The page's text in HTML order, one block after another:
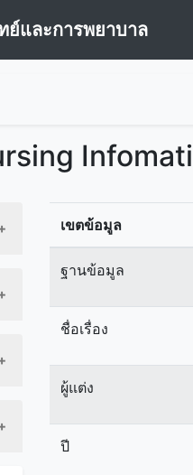
ย์และการพยาบาล
เขตข้อมูล
ฐานข้อมูล
ชื่อเรื่อง
ผู้แต่ง
ปี